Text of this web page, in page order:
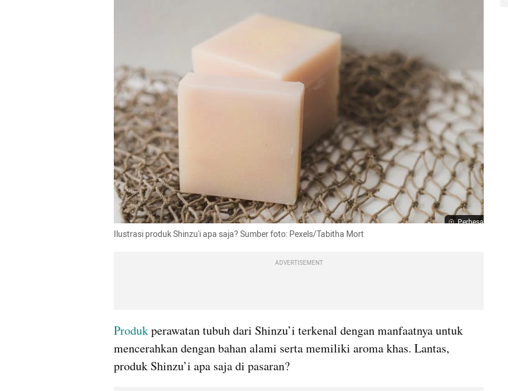
Perbesar
Ilustrasi produk Shinzu'i apa saja? Sumber foto: Pexels/Tabitha Mort
ADVERTISEMENT
Produk perawatan tubuh dari Shinzu’i terkenal dengan manfaatnya untuk
mencerahkan dengan bahan alami serta memiliki aroma khas. Lantas,
produk Shinzu’i apa saja di pasaran?